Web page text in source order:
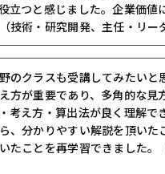
立つと感じました。企業価値
術・研究開発、主任・リー
のクラスも受講してみたい
方が重要であり、多角的な
考え方・算出法が良く理解で
、分かりやすい解説を頂いた
たことを再学習できました。